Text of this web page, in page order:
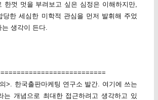
한껏 멋을 부려보고 싶은 심정은 이해하지만,
당한 세심한 미학적 관심을 먼저 발휘해 주었
생각이 든다.
>. 한국출판마케팅 연구소 발간. 여기에 쓰는
는 개념으로 최대한 접근하려고 생각하고 있